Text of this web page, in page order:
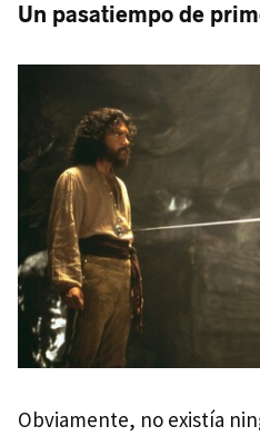
Un pasatiempo de
Obviamente, no existía